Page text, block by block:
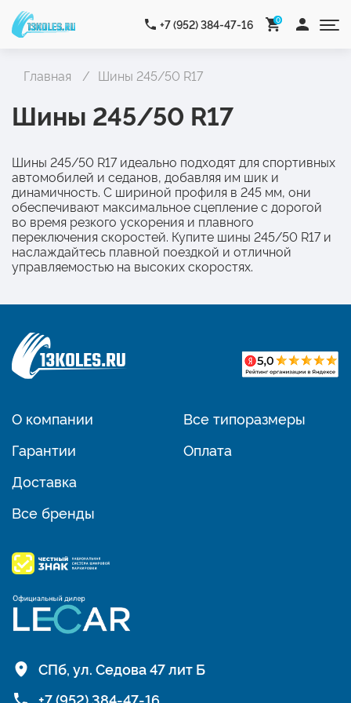
+7 (952) 384-47-16 0
Главная Шины 245/50 R17
Шины 245/50 R17
Шины 245/50 R17 идеально подходят для спортивных
автомобилей и седанов, добавляя им шик и
динамичность. С шириной профиля в 245 мм, они
обеспечивают максимальное сцепление с дорогой
во время резкого ускорения и плавного
переключения скоростей. Купите шины 245/50 R17 и
наслаждайтесь плавной поездкой и отличной
управляемостью на высоких скоростях.
О компании
Гарантии
Доставка
Все бренды
Все типоразмеры
Оплата
СПб, ул. Седова 47 лит Б
+7 (952) 384-47-16